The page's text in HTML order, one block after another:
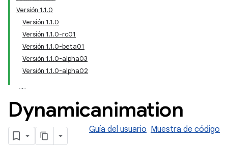
Versión 1.1.0
Versión 1.1.0
Versión 1.1.0-rc01
Versión 1.1.0-beta01
Versión 1.1.0-alpha03
Versión 1.1.0-alpha02
Dynamicanimation
Guía del usuario Muestra de código